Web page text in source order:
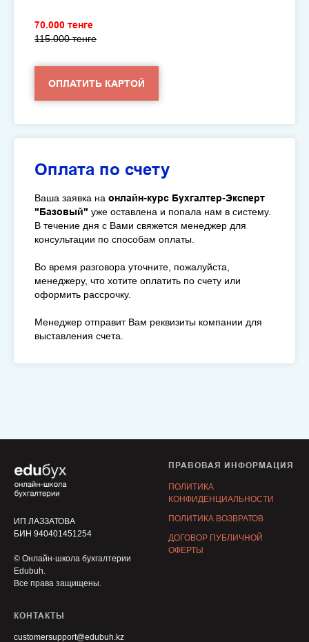
70.000 тенге
115.000 тенге
ОПЛАТИТЬ КАРТОЙ
Оплата по счету
Ваша заявка на онлайн-курс Бухгалтер-Эксперт
"Базовый" уже оставлена и попала нам в систему.
В течение дня с Вами свяжется менеджер для
консультации по способам оплаты.
Во время разговора уточните, пожалуйста,
менеджеру, что хотите оплатить по счету или
оформить рассрочку.
Менеджер отправит Вам реквизиты компании для
выставления счета.
ИП ЛАЗЗАТОВА
БИН 940401451254
© Онлайн-школа бухгалтерии
Edubuh.
Все права защищены.
ПРАВОВАЯ ИНФОРМАЦИЯ
ПОЛИТИКА
КОНФИДЕНЦИАЛЬНОСТИ
ПОЛИТИКА ВОЗВРАТОВ
ДОГОВОР ПУБЛИЧНОЙ
ОФЕРТЫ
КОНТАКТЫ
customersupport@edubuh.kz